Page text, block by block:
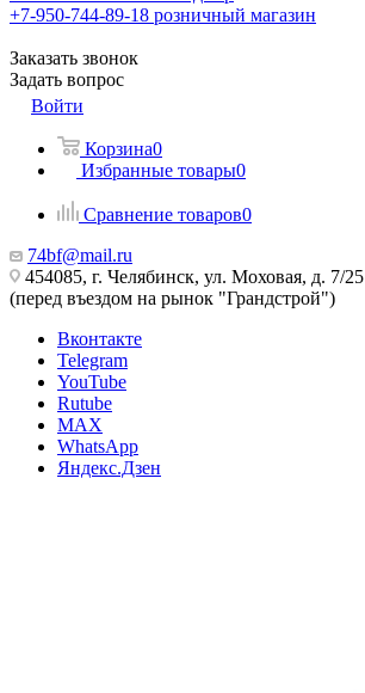
+7-950-744-89-18 розничный магазин
Заказать звонок
Задать вопрос
Войти
Корзина0
Избранные товары0
Сравнение товаров0
74bf@mail.ru
454085, г. Челябинск, ул. Моховая, д. 7/25
(перед въездом на рынок "Грандстрой")
Вконтакте
Telegram
YouTube
Rutube
MAX
WhatsApp
Яндекс.Дзен